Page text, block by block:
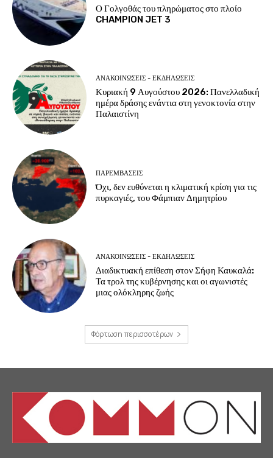
Ο Γολγοθάς του πληρώματος στο πλοίο
CHAMPION JET 3
ΑΝΑΚΟΙΝΩΣΕΙΣ - ΕΚΔΗΛΩΣΕΙΣ
Κυριακή 9 Αυγούστου 2026: Πανελλαδική
ημέρα δράσης ενάντια στη γενοκτονία στην
Παλαιστίνη
ΠΑΡΕΜΒΑΣΕΙΣ
Όχι, δεν ευθύνεται η κλιματική κρίση για τις
πυρκαγιές, του Φάμπιαν Δημητρίου
ΑΝΑΚΟΙΝΩΣΕΙΣ - ΕΚΔΗΛΩΣΕΙΣ
Διαδικτυακή επίθεση στον Σήφη Καυκαλά:
Τα τρολ της κυβέρνησης και οι αγωνιστές
μιας ολόκληρης ζωής
Φόρτωση περισσοτέρων